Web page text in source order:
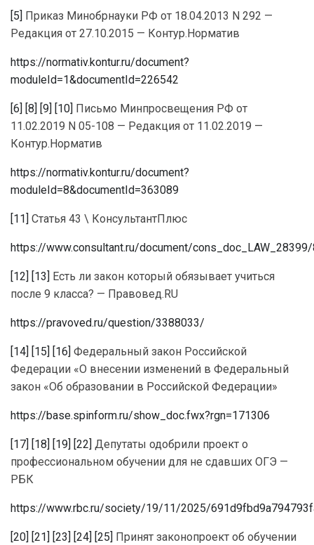
[5] Приказ Минобрнауки РФ от 18.04.2013 N 292 —
Редакция от 27.10.2015 — Контур.Норматив
https://normativ.kontur.ru/document?
moduleId=1&documentId=226542
[6] [8] [9] [10] Письмо Минпросвещения РФ от
11.02.2019 N 05-108 — Редакция от 11.02.2019 —
Контур.Норматив
https://normativ.kontur.ru/document?
moduleId=8&documentId=363089
[11] Статья 43 \ КонсультантПлюс
https://www.consultant.ru/document/
[12] [13] Есть ли закон который обязывает учиться
после 9 класса? — Правовед.RU
https://pravoved.ru/question/3388033/
[14] [15] [16] Федеральный закон Российской
Федерации «О внесении изменений в Федеральный
закон «Об образовании в Российской Федерации»
https://base.spinform.ru/show_doc.fwx?rgn=171306
[17] [18] [19] [22] Депутаты одобрили проект о
профессиональном обучении для не сдавших ОГЭ —
РБК
https://www.rbc.ru/society/19/11/2025/
[20] [21] [23] [24] [25] Принят законопроект об обучении